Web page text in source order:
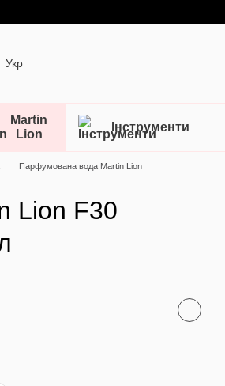
Укр
Martin
Lion
Інструменти
Парфумована вода Martin Lion
Lion F30